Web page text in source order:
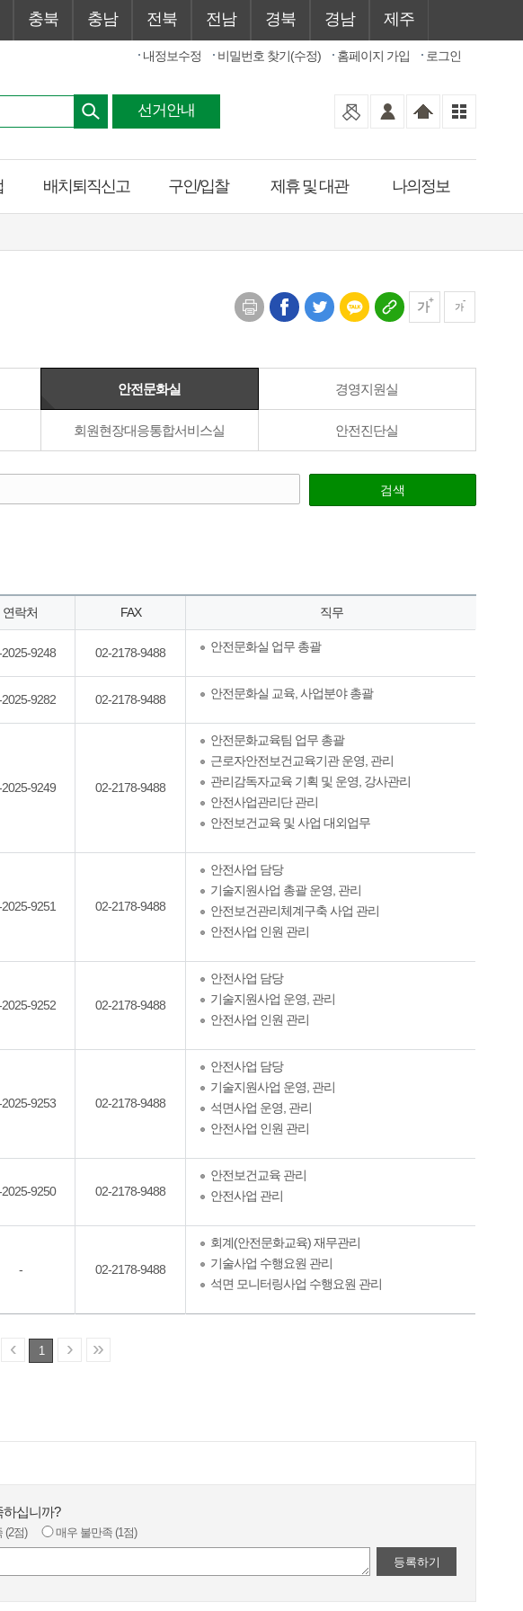
충북 충남 전북 전남 경북 경남 제주
로그인
홈페이지 가입
비밀번호 찾기(수정)
내정보수정
선거안내
배치퇴직신고 구인/입찰 제휴 및 대관 나의정보
가 가
안전문화실 경영지원실
회원현장대응통합서비스실 안전진단실
검색
연락처 FAX 직무
9248 02-2178-9488 안전문화실 업무 총괄
9282 02-2178-9488 안전문화실 교육, 사업분야 총괄
9249 02-2178-9488
안전문화교육팀 업무 총괄
근로자안전보건교육기관 운영, 관리
관리감독자교육 기획 및 운영, 강사관리
안전사업관리단 관리
안전보건교육 및 사업 대외업무
9251 02-2178-9488
안전사업 담당
기술지원사업 총괄 운영, 관리
안전보건관리체계구축 사업 관리
안전사업 인원 관리
9252 02-2178-9488
안전사업 담당
기술지원사업 운영, 관리
안전사업 인원 관리
9253 02-2178-9488
안전사업 담당
기술지원사업 운영, 관리
석면사업 운영, 관리
안전사업 인원 관리
9250 02-2178-9488
안전보건교육 관리
안전사업 관리
- 02-2178-9488
회계(안전문화교육) 재무관리
기술사업 수행요원 관리
석면 모니터링사업 수행요원 관리
‹ 1 › »
하십니까?
(2점) 매우 불만족 (1점)
등록하기